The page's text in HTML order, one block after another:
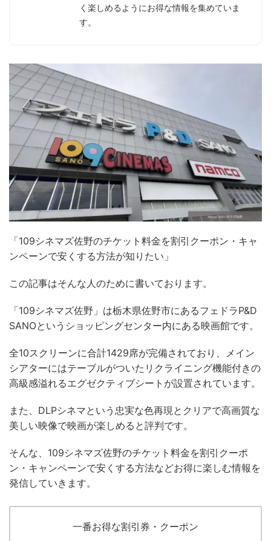
く楽しめるようにお得な情報を集めていま
す。
「109シネマズ佐野のチケット料金を割引クーポン・キャ
ンペーンで安くする方法が知りたい」
この記事はそんな人のために書いております。
「109シネマズ佐野」は栃木県佐野市にあるフェドラP&D
SANOというショッピングセンター内にある映画館です。
全10スクリーンに合計1429席が完備されており、メイン
シアターにはテーブルがついたリクライニング機能付きの
高級感溢れるエグゼクティブシートが設置されています。
また、DLPシネマという忠実な色再現とクリアで高画質な
美しい映像で映画が楽しめると評判です。
そんな、109シネマズ佐野のチケット料金を割引クーポ
ン・キャンペーンで安くする方法などお得に楽しむ情報を
発信していきます。
一番お得な割引券・クーポン